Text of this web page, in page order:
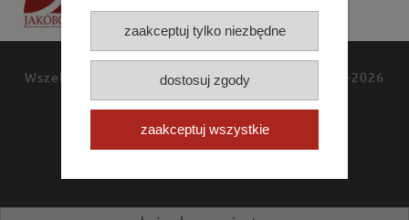
42-202 Częstochowa
Wszelkie prawa zastrzeżoneJAKÓBCZAK
© 1994-2026
Polityka prywatności
zaakceptuj tylko niezbędne
dostosuj zgody
zaakceptuj wszystkie